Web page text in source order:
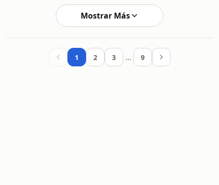
Mostrar Más
1 2 3 … 9